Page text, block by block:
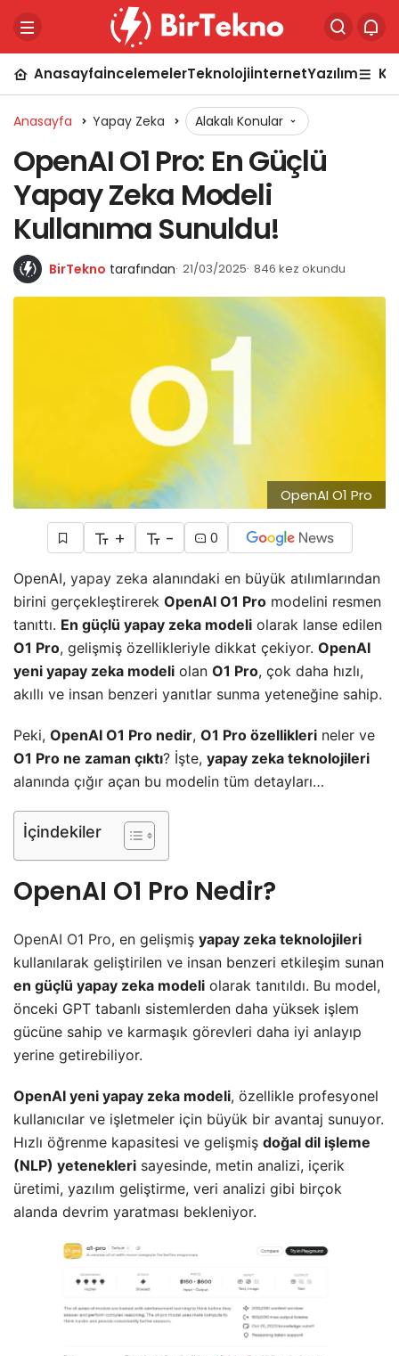
AnasayfaİncelemelerTeknolojiİnternetYazılım
Anasayfa Yapay Zeka Alakalı Konular
OpenAI O1 Pro: En Güçlü
Yapay Zeka Modeli
Kullanıma Sunuldu!
BirTekno tarafından 21/03/2025 846 kez okundu
OpenAI O1 Pro
+ - 0
OpenAI, yapay zeka alanındaki en büyük atılımlarından
birini gerçekleştirerek OpenAI O1 Pro modelini resmen
tanıttı. En güçlü yapay zeka modeli olarak lanse edilen
O1 Pro, gelişmiş özellikleriyle dikkat çekiyor. OpenAI
yeni yapay zeka modeli olan O1 Pro, çok daha hızlı,
akıllı ve insan benzeri yanıtlar sunma yeteneğine sahip.
Peki, OpenAI O1 Pro nedir, O1 Pro özellikleri neler ve
O1 Pro ne zaman çıktı? İşte, yapay zeka teknolojileri
alanında çığır açan bu modelin tüm detayları…
İçindekiler
OpenAI O1 Pro Nedir?
OpenAI O1 Pro, en gelişmiş yapay zeka teknolojileri
kullanılarak geliştirilen ve insan benzeri etkileşim sunan
en güçlü yapay zeka modeli olarak tanıtıldı. Bu model,
önceki GPT tabanlı sistemlerden daha yüksek işlem
gücüne sahip ve karmaşık görevleri daha iyi anlayıp
yerine getirebiliyor.
OpenAI yeni yapay zeka modeli, özellikle profesyonel
kullanıcılar ve işletmeler için büyük bir avantaj sunuyor.
Hızlı öğrenme kapasitesi ve gelişmiş doğal dil işleme
(NLP) yetenekleri sayesinde, metin analizi, içerik
üretimi, yazılım geliştirme, veri analizi gibi birçok
alanda devrim yaratması bekleniyor.